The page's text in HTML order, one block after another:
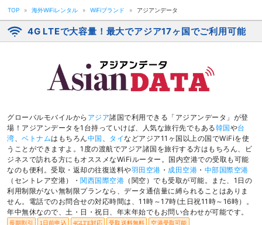
TOP » 海外WiFiレンタル » WiFiブランド » アジアンデータ
4G LTEで大容量！最大でアジア17ヶ国でご利用可能
グローバルモバイルから アジア諸国で利用できる「アジアンデータ」が登
場！アジアンデータを1台持っていけば、人気な旅行先でもある韓国や台
湾
ベトナムはもちろん中国 タイなどアジア11ヶ国以上の国でWiFiを使
うことができますよ。1度の渡航でアジア諸国を旅行する方はもちろん、ビ
ジネスで訪れる方にもオススメなWiFiルーター。国内空港での受取も可能
なのも便利。受取・返却の往復送料や羽田空港 ・ 成田空港 ・ 中部国際空港
（セントレア空港）・ 関西国際空港 （関空）でも受取が可能。また、1日の
利用制限がない無制限プランなら、データ通信量に縛られることはありま
せん。電話でのお問合せの対応時間は、11時～17時(土日祝11時～16時）。
年中無休なので、土・日・祝日、年末年始でもお問い合わせが可能です。
長期割引 1日前申込 4GLTE対応 受取送料無料 空港受取可能